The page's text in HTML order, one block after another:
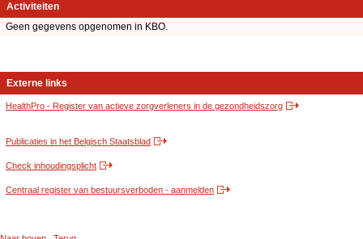
Activiteiten
Geen gegevens opgenomen in KBO.
Externe links
HealthPro - Register van actieve zorgverleners in de gezondheidszorg
Publicaties in het Belgisch Staatsblad
Check inhoudingsplicht
Centraal register van bestuursverboden - aanmelden